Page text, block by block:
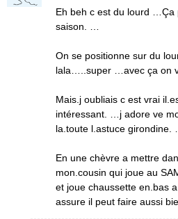
Eh beh c est du lourd …Ça
saison. …
On se positionne sur du
lala…..super …avec ça on
Mais.j oubliais c est vrai
intéressant. …j adore ve
la.toute l.astuce girondine.
En une chèvre a mettre
mon.cousin qui joue au
et joue chaussette en.bas
assure il peut faire aussi